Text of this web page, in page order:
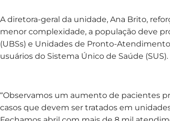
A diretora-geral da unidade, Ana Brito,
menor complexidade, a população deve
(UBSs) e Unidades de Pronto-
usuários do Sistema Único de Saúde (SUS).
“Observamos um aumento de pacientes
casos que devem ser tratados em